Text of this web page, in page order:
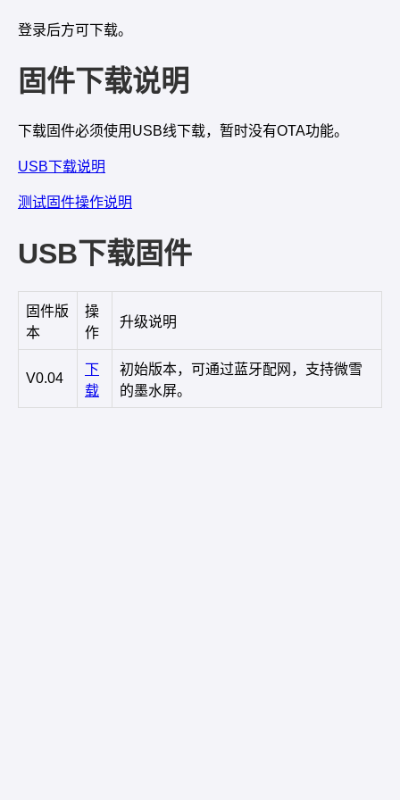
登录后方可下载。
固件下载说明
下载固件必须使用USB线下载，暂时没有OTA功能。
USB下载说明
测试固件操作说明
USB下载固件
固件版
本
操
作
升级说明
V0.04
下
载
初始版本，可通过蓝牙配网，支持微雪
的墨水屏。